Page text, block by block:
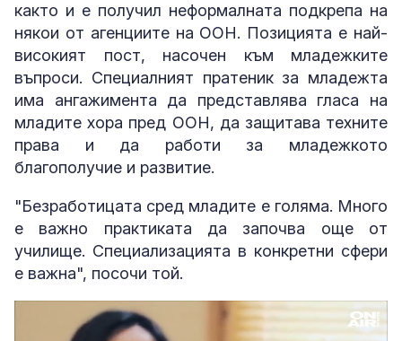
както и е получил неформалната подкрепа на
някои от агенциите на ООН. Позицията е най-
високият пост, насочен към младежките
въпроси. Специалният пратеник за младежта
има ангажимента да представлява гласа на
младите хора пред ООН, да защитава техните
права и да работи за младежкото
благополучие и развитие.
"Безработицата сред младите е голяма. Много
е важно практиката да започва още от
училище. Специализацията в конкретни сфери
е важна", посочи той.